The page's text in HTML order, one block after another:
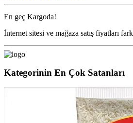
En geç Kargoda!
İnternet sitesi ve mağaza satış fiyatları
Kategorinin En Çok Satanları